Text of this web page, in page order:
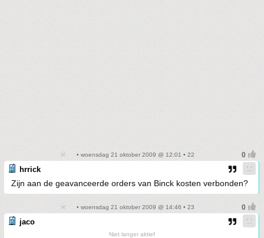
• woensdag 21 oktober 2009 @ 12:01 • 22
hrrick
Zijn aan de geavanceerde orders van Binck kosten verbonden?
• woensdag 21 oktober 2009 @ 14:46 • 23
jaco
Niet langer aktief